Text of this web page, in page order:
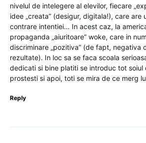
nivelul de intelegere al elevilor, fiecare
idee „creata” (desigur, digitala!), care are
contrare intentiei… In acest caz, la
propaganda „aiuritoare” woke, care in
discriminare „pozitiva” (de fapt, negativa
rezultate). In loc sa se faca scoala
dedicati si bine platiti se introduc tot soiul
prostesti si apoi, toti se mira de ce merg
Reply